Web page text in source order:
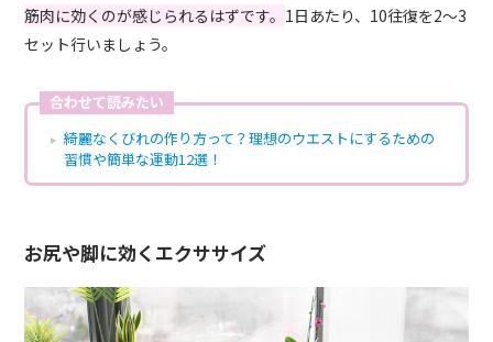
筋肉に効くのが感じられるはずです。 1日あたり、10往復を2～3
セット行いましょう。
合わせて読みたい
綺麗なくびれの作り方って？理想のウエストにするための
習慣や簡単な運動12選！
お尻や脚に効くエクササイズ